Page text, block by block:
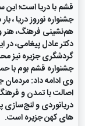
قشم با دریا است؛ این
جشنواره نوروز دریا ،
هم‌نشینی فرهنگ،
دکتر عادل پیغامی، در
گردشگری جزیره نیز
جشنواره قشم بوم با
وی ادامه داد: مردمان
اصالت با تمدن و
دریانوردی و لنج‌سازی
های کهن جزیره است.